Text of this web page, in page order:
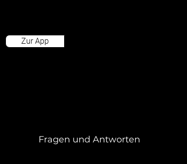
Zur App
Fragen und Antworten